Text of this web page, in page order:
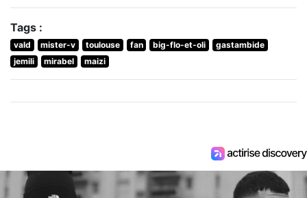
Tags :
vald mister-v toulouse fan big-flo-et-oli
gastambide
jemili
mirabel maizi